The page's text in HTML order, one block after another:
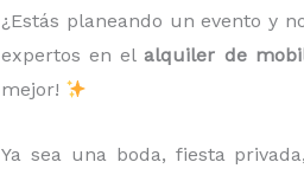
¿Estás planeando un evento y
expertos en elalquiler de
mejor!
Ya sea una boda, fiesta